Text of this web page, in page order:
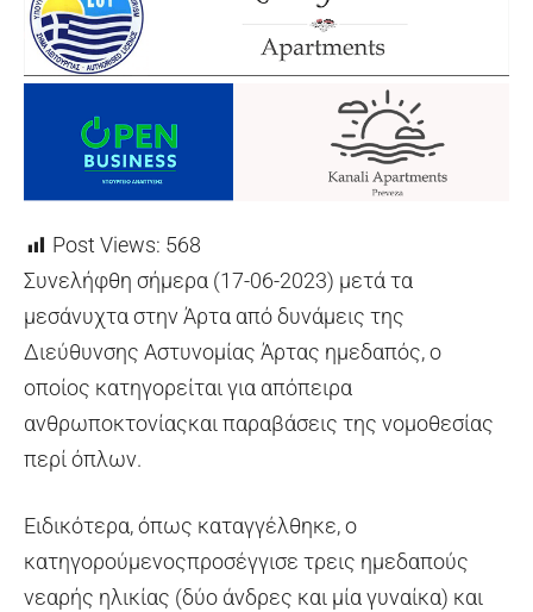
Post Views: 568
Συνελήφθη σήμερα (17-06-2023) μετά τα
μεσάνυχτα στην Άρτα από δυνάμεις της
Διεύθυνσης Αστυνομίας Άρτας ημεδαπός, ο
οποίος κατηγορείται για απόπειρα
ανθρωποκτονίαςκαι παραβάσεις της νομοθεσίας
περί όπλων.
Ειδικότερα, όπως καταγγέλθηκε, ο
κατηγορούμενοςπροσέγγισε τρεις ημεδαπούς
νεαρής ηλικίας (δύο άνδρες και μία γυναίκα) και